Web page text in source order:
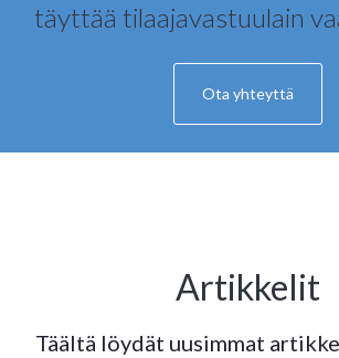
täyttää tilaajavastuulain
Ota yhteyttä
Artikkelit
Täältä löydät uusimmat